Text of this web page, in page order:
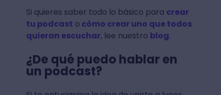
Si quieres saber todo lo básico para crear
tu podcast o cómo crear uno que todos
quieran escuchar, lee nuestro blog.
¿De qué puedo hablar en
un podcast?